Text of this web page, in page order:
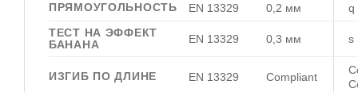
ПРЯМОУГОЛЬНОСТЬ EN 13329 0,2 мм
q
ТЕСТ НА ЭФФЕКТ
БАНАНА
EN 13329 0,3 мм s
ИЗГИБ ПО ДЛИНЕ EN 13329 Compliant